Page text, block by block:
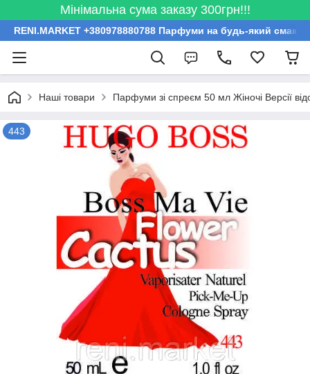
Мінімальна сума заказу 300грн!!!
RENI.MARKET +380978880788 Парфуми на будь-який смак
Наші товари Парфуми зі спреєм 50 мл Жіночі Версії
443